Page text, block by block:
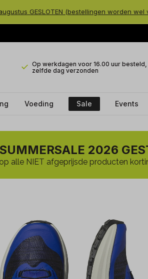
GESLOTEN (bestellingen worden wel
Op werkdagen voor 16.00 uur besteld,
zelfde dag verzonden
Voeding Sale Events
SUMMERSALE 2026
alle NIET afgeprijsde producten